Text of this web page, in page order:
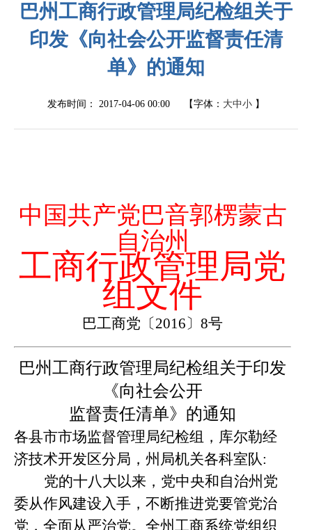
巴州工商行政管理局纪检组关于
印发《向社会公开监督责任清
单》的通知
发布时间： 2017-04-06 00:00 【字体： 大中小 】
中国共产党巴音郭楞蒙古
自治州
工商行政管理局党
组文件
巴工商党〔2016〕 8号
巴州工商行政管理局纪检组关于印发
《向社会公开
监督责任清单》的通知
各县市市场监督管理局纪检组，库尔勒经
济技术开发区分局，州局机关各科室队:
党的十八大以来，党中央和自治州党
委从作风建设入手，不断推进党要管党治
党，全面从严治党。全州工商系统党组织